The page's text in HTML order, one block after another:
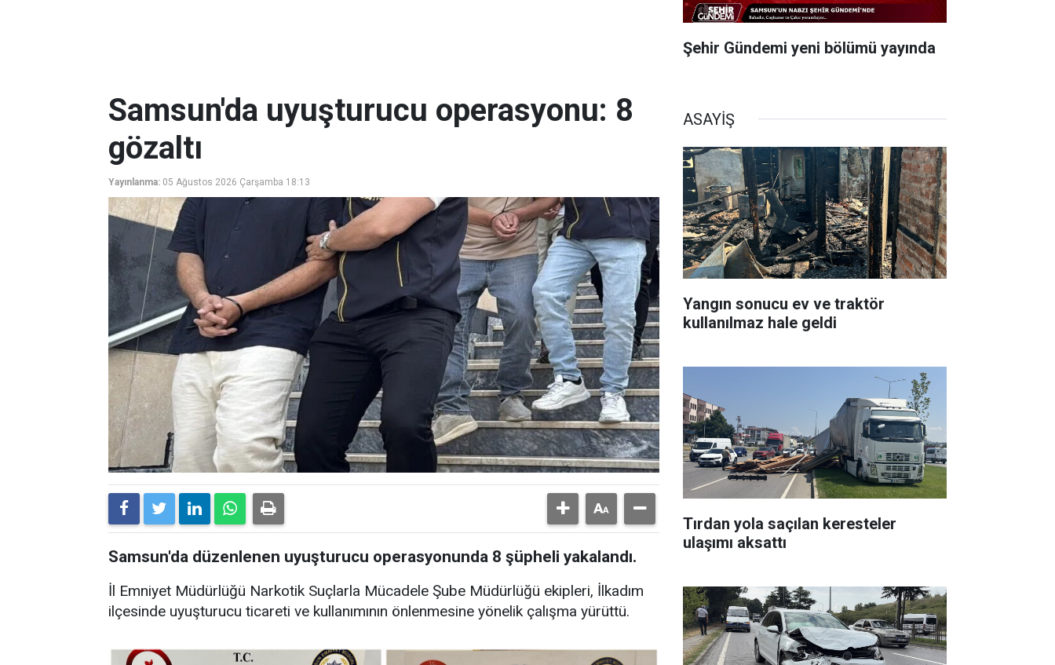
Şehir Gündemi yeni bölümü yayında
Samsun'da uyuşturucu operasyonu: 8
gözaltı
Yayınlanma: 05 Ağustos 2026 Çarşamba 18:13
Samsun'da düzenlenen uyuşturucu operasyonunda 8 şüpheli yakalandı.
İl Emniyet Müdürlüğü Narkotik Suçlarla Mücadele Şube Müdürlüğü ekipleri, İlkadım
ilçesinde uyuşturucu ticareti ve kullanımının önlenmesine yönelik çalışma yürüttü.
ASAYİŞ
Yangın sonucu ev ve traktör
kullanılmaz hale geldi
Tırdan yola saçılan keresteler
ulaşımı aksattı